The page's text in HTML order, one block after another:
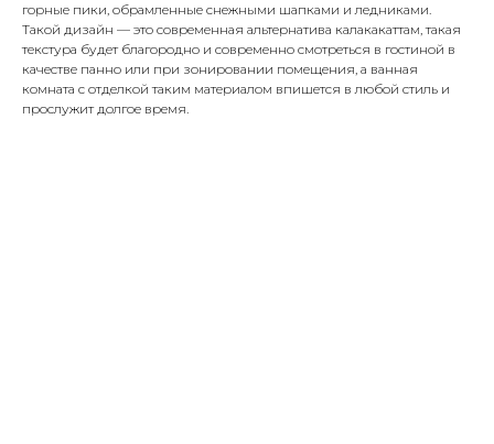
горные пики, обрамленные снежными шапками и ледниками.
Такой дизайн — это современная альтернатива калакакаттам, такая
текстура будет благородно и современно смотреться в гостиной в
качестве панно или при зонировании помещения, а ванная
комната с отделкой таким материалом впишется в любой стиль и
прослужит долгое время.